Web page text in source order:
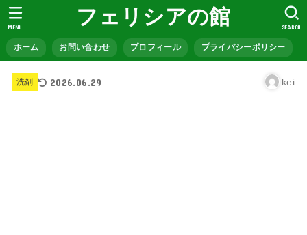
フェリシアの館
ホーム お問い合わせ プロフィール プライバシーポリシー
SEARCH
MENU
洗剤 2026.06.29 kei